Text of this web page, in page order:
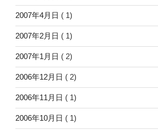
2007年4月日 ( 1)
2007年2月日 ( 1)
2007年1月日 ( 2)
2006年12月日 ( 2)
2006年11月日 ( 1)
2006年10月日 ( 1)